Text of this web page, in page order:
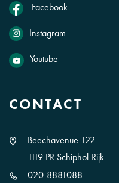
Facebook
Instagram
Youtube
CONTACT
Beechavenue 122
1119 PR Schiphol-Rijk
020-8881088